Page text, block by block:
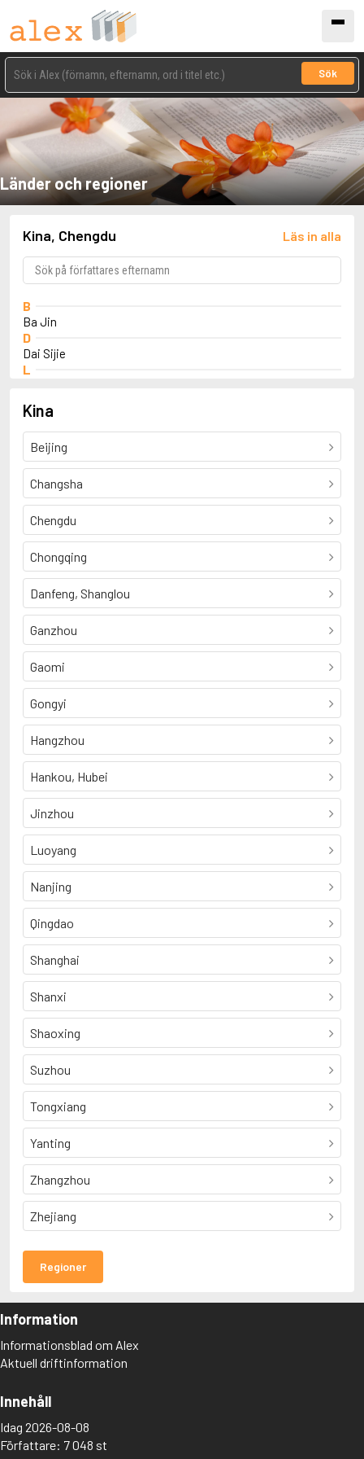
Sök
Länder och regioner
Kina, Chengdu Läs in alla
B
Ba Jin
D
Dai Sijie
L
P
Pa Chin
Kina
Beijing
Changsha
Chengdu
Chongqing
Danfeng, Shanglou
Ganzhou
Gaomi
Gongyi
Hangzhou
Hankou, Hubei
Jinzhou
Luoyang
Nanjing
Qingdao
Shanghai
Shanxi
Shaoxing
Suzhou
Tongxiang
Yanting
Zhangzhou
Zhejiang
Regioner
Information
Informationsblad om Alex
Aktuell driftinformation
Innehåll
Idag 2026-08-08
Författare: 7 048 st